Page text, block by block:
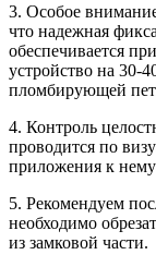
3. Особое
что надежная
обеспечивается
устройство на
пломбирующей
4. Контроль
проводится по
приложения к нему
5. Рекомендуем
необходимо
из замковой части.